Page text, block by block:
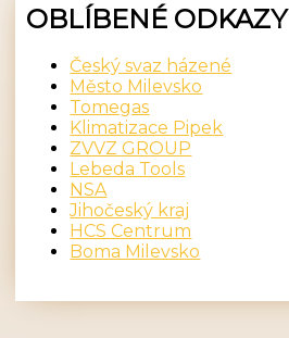
OBLÍBENÉ ODKAZY
Český svaz házené
Město Milevsko
Tomegas
Klimatizace Pipek
ZVVZ GROUP
Lebeda Tools
NSA
Jihočeský kraj
HCS Centrum
Boma Milevsko